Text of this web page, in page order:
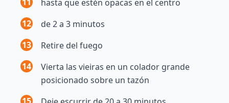
hasta que estén opacas en el centro
12
de 2 a 3 minutos
13
Retire del fuego
14
Vierta las vieiras en un colador grande
posicionado sobre un tazón